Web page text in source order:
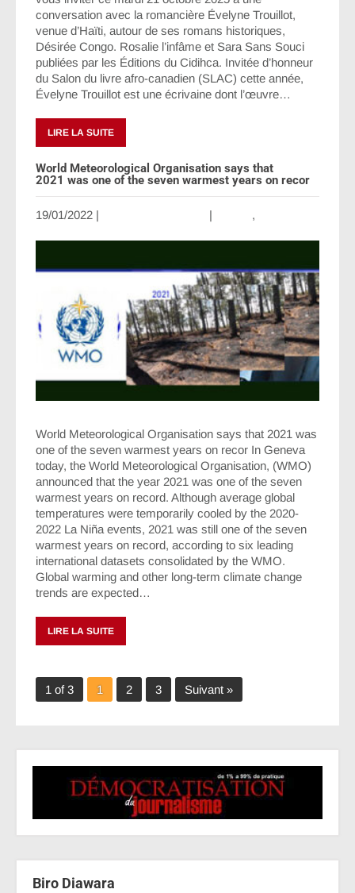
conversation avec la romancière Évelyne Trouillot,
venue d’Haïti, autour de ses romans historiques,
Désirée Congo. Rosalie l’infâme et Sara Sans Souci
publiées par les Éditions du Cidihca. Invitée d’honneur
du Salon du livre afro-canadien (SLAC) cette année,
Évelyne Trouillot est une écrivaine dont l’œuvre…
LIRE LA SUITE
World Meteorological Organisation says that
2021 was one of the seven warmest years on recor
19/01/2022 | | ,
World Meteorological Organisation says that 2021 was
one of the seven warmest years on recor In Geneva
today, the World Meteorological Organisation, (WMO)
announced that the year 2021 was one of the seven
warmest years on record. Although average global
temperatures were temporarily cooled by the 2020-
2022 La Niña events, 2021 was still one of the seven
warmest years on record, according to six leading
international datasets consolidated by the WMO.
Global warming and other long-term climate change
trends are expected…
LIRE LA SUITE
1 of 3 1 2 3 Suivant »
Biro Diawara